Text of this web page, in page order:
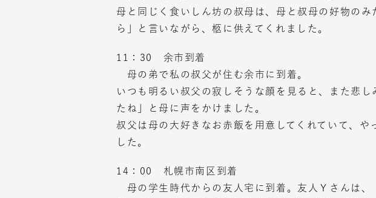
母と同じく食いしん坊の叔母は、母と叔母の好物の
ら」と言いながら、柩に供えてくれました。
11：30 余市到着
母の弟で私の叔父が住む余市に到着。
いつも明るい叔父の寂しそうな顔を見ると、また悲
たね」と母に声をかけました。
叔父は母の大好きなお赤飯を用意してくれていて、
した。
14：00 札幌市南区到着
母の学生時代からの友人宅に到着。友人Ｙさんは、